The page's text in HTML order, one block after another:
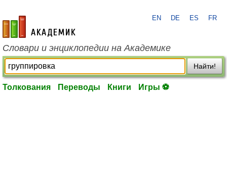
academic.ru
EN DE ES FR
Словари и энциклопедии на Академике
Найти!
Толкования Переводы Книги Игры ⚽